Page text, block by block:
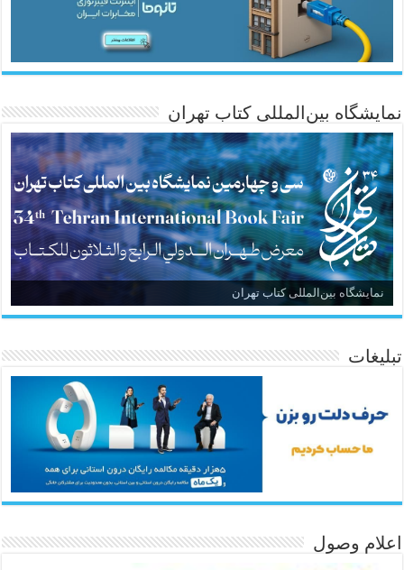
نمایشگاه بین‌المللی کتاب تهران
نمایشگاه بین‌المللی کتاب تهران
تبلیغات
اعلام وصول